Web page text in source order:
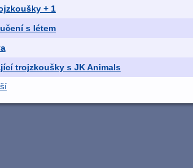
+ 1
s létem
trojzkoušky s JK Animals